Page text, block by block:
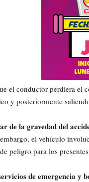
el conductor perdiera
y posteriormente
de la gravedad del
el vehículo
peligro para los
de emergencia